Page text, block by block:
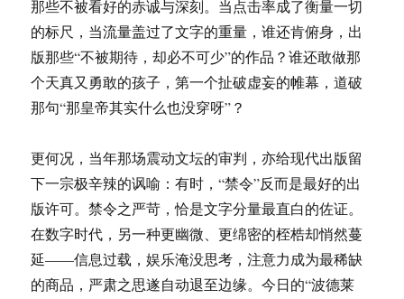
那些不被看好的赤诚与深刻。当点击率成了衡量一切
的标尺，当流量盖过了文字的重量，谁还肯俯身，出
版那些“不被期待，却必不可少”的作品？谁还敢做那
个天真又勇敢的孩子，第一个扯破虚妄的帷幕，道破
那句“那皇帝其实什么也没穿呀”？
更何况，当年那场震动文坛的审判，亦给现代出版留
下一宗极辛辣的讽喻：有时，“禁令”反而是最好的出
版许可。禁令之严苛，恰是文字分量最直白的佐证。
在数字时代，另一种更幽微、更绵密的桎梏却悄然蔓
延——信息过载，娱乐淹没思考，注意力成为最稀缺
的商品，严肃之思遂自动退至边缘。今日的“波德莱